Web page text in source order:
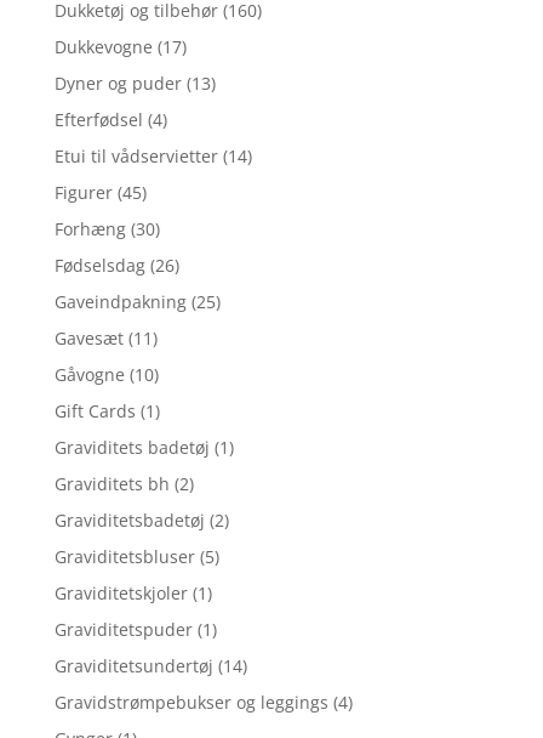
Dukketøj og tilbehør (160)
Dukkevogne (17)
Dyner og puder (13)
Efterfødsel (4)
Etui til vådservietter (14)
Figurer (45)
Forhæng (30)
Fødselsdag (26)
Gaveindpakning (25)
Gavesæt (11)
Gåvogne (10)
Gift Cards (1)
Graviditets badetøj (1)
Graviditets bh (2)
Graviditetsbadetøj (2)
Graviditetsbluser (5)
Graviditetskjoler (1)
Graviditetspuder (1)
Graviditetsundertøj (14)
Gravidstrømpebukser og leggings (4)